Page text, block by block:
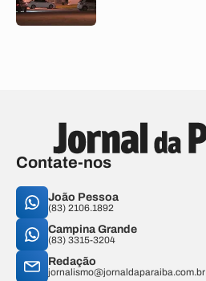
Contate-nos
João Pessoa
(83) 2106.1892
Campina Grande
(83) 3315-3204
Redação
jornalismo@jornaldaparaiba.com.br